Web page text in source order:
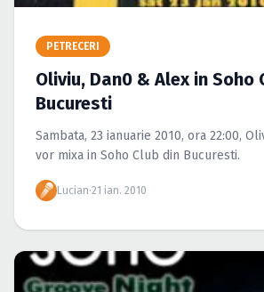
Caută în site...
PETRECERI
Oliviu, Dan0 & Alex in Soho
Bucuresti
Sambata, 23 ianuarie 2010, ora 22:00,
vor mixa in Soho Club din Bucuresti.
Lucian·21 ian. 2010